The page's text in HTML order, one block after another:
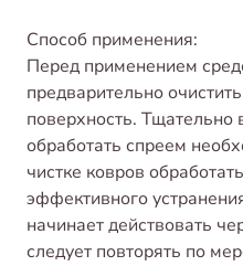
Способ применения:
Перед применением
предварительно
поверхность. Тщательно
обработать спреем
чистке ковров
эффективного
начинает действовать
следует повторять по